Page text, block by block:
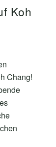
Koh
Chang!